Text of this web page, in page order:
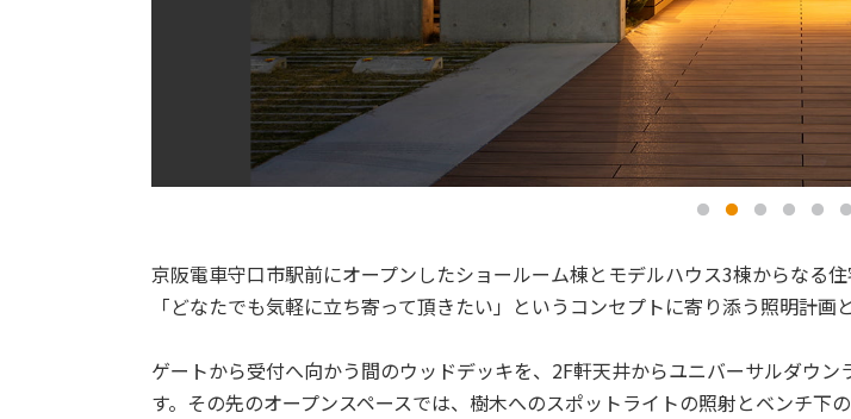
京阪電車守口市駅前にオープンしたショールーム棟とモデルハウス3棟からなる住
「どなたでも気軽に立ち寄って頂きたい」というコンセプトに寄り添う照明計画
ゲートから受付へ向かう間のウッドデッキを、2F軒天井からユニバーサルダウ
す。その先のオープンスペースでは、樹木へのスポットライトの照射とベンチ下